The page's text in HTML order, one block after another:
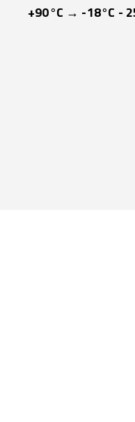
+90°C → -18°C -